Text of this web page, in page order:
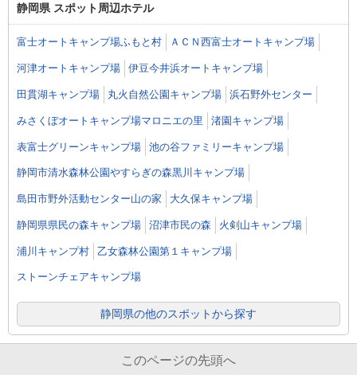
静岡県 スポット周辺ホテル
富士オートキャンプ場ふもと村 ＡＣＮ西富士オートキャンプ場
河津オートキャンプ場 伊豆今井浜オートキャンプ場
田貫湖キャンプ場 丸火自然公園キャンプ場 浜石野外センター
みさくぼオートキャンプ場マロニエの里 渚園キャンプ場
表富士グリーンキャンプ場 池の谷ファミリーキャンプ場
静岡市清水森林公園やすらぎの森黒川キャンプ場
島田市野外活動センター山の家 大久保キャンプ場
静岡県県民の森キャンプ場 沼津市民の森 火剣山キャンプ場
浦川キャンプ村 乙女森林公園第１キャンプ場
ストーンチェアキャンプ場
静岡県の他のスポットから探す
このページの先頭へ